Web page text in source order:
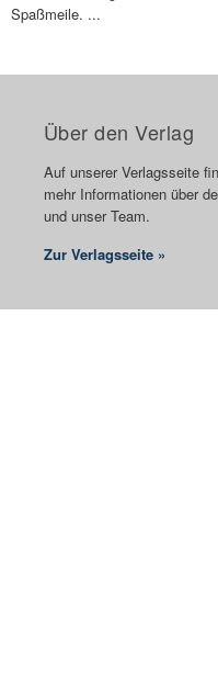
Spaßmeile. ...
Über den Verlag
Auf unserer Verlagsseite
mehr Informationen über
und unser Team.
Zur Verlagsseite »